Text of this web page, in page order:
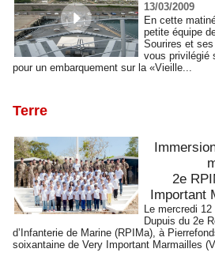
13/03/2009
En cette
petite équipe
Sourires et
vous privilégié
pour un embarquement sur la «Vieille...
Terre
2e
Important
Le mercredi
Dupuis du 2e
d’Infanterie de Marine (RPIMa), à
soixantaine de Very Important Marmailles